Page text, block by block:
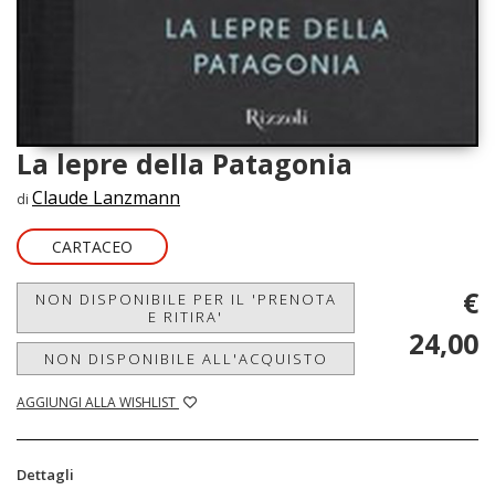
La lepre della Patagonia
di Claude Lanzmann
CARTACEO
NON DISPONIBILE PER IL 'PRENOTA
E RITIRA'
NON DISPONIBILE ALL'ACQUISTO
AGGIUNGI ALLA WISHLIST
€
24,00
Dettagli